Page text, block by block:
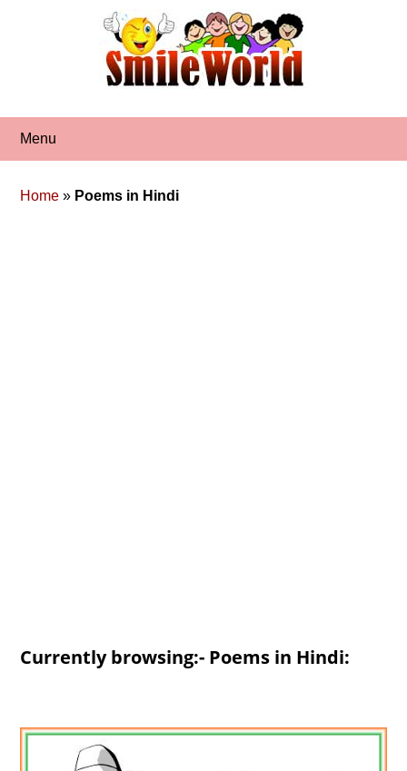
Menu
Home » Poems in Hindi
Currently browsing:- Poems in Hindi: